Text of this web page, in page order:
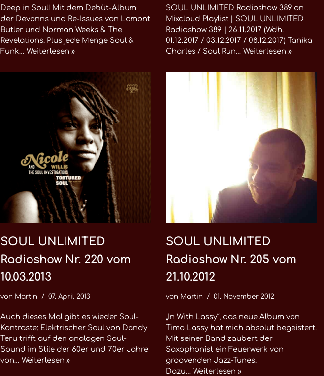
Deep in Soul! Mit dem Debüt-Album
der Devonns und Re-Issues von Lamont
Butler und Norman Weeks & The
Revelations. Plus jede Menge Soul &
Funk… Weiterlesen »
SOUL UNLIMITED Radioshow 389 on
Mixcloud Playlist | SOUL UNLIMITED
Radioshow 389 | 26.11.2017 (Wdh.
01.12.2017 / 03.12.2017 / 08.12.2017) Tanika
Charles / Soul Run… Weiterlesen »
SOUL UNLIMITED
Radioshow Nr. 220 vom
10.03.2013
von Martin 07. April 2013
Auch dieses Mal gibt es wieder Soul-
Kontraste: Elektrischer Soul von Dandy
Teru trifft auf den analogen Soul-
Sound im Stile der 60er und 70er Jahre
von… Weiterlesen »
SOUL UNLIMITED
Radioshow Nr. 205 vom
21.10.2012
von Martin 01. November 2012
„In With Lassy“, das neue Album von
Timo Lassy hat mich absolut begeistert.
Mit seiner Band zaubert der
Saxophonist ein Feuerwerk von
groovenden Jazz-Tunes.
Dazu… Weiterlesen »